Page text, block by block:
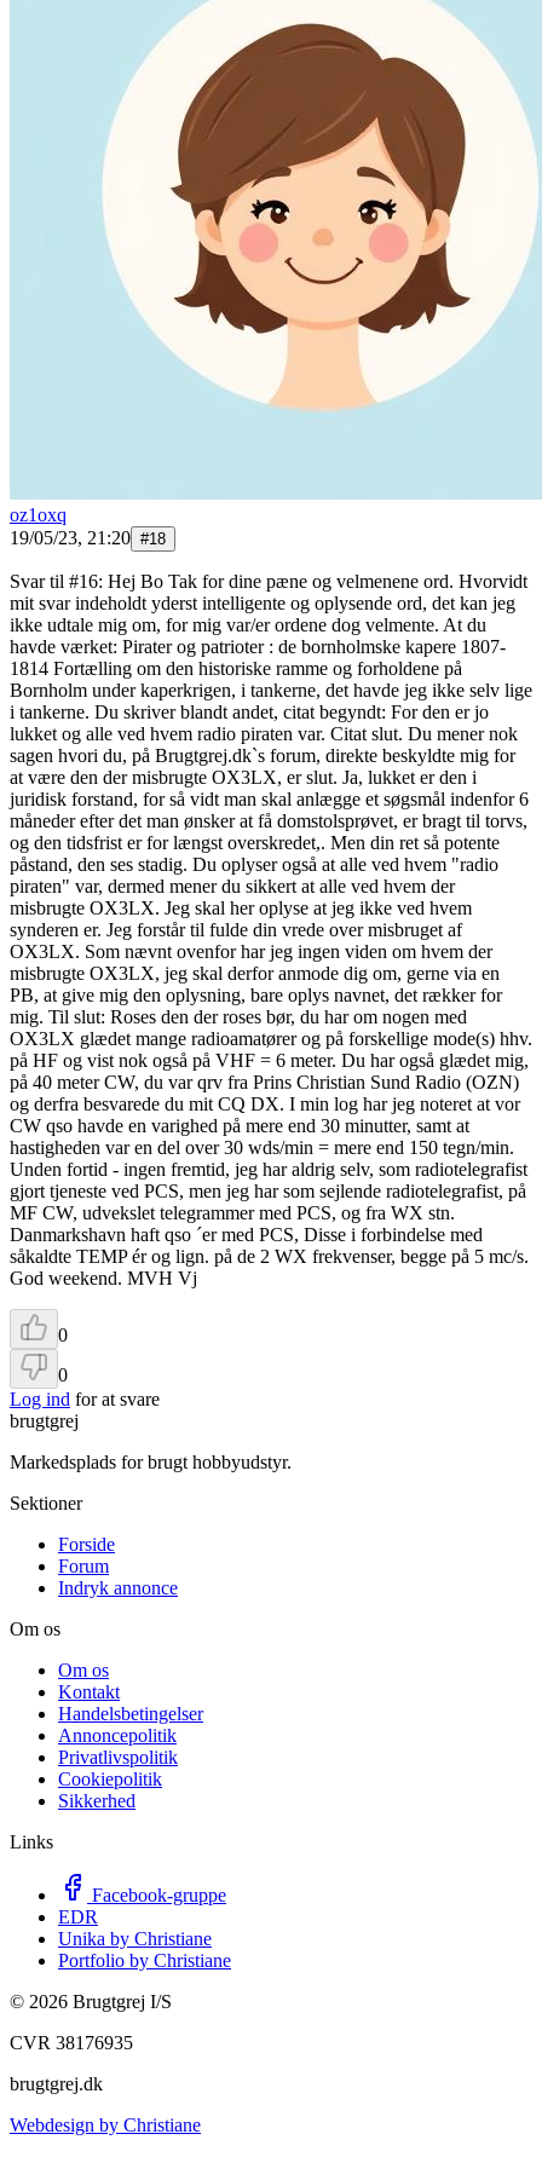
oz1oxq
19/05/23, 21:20 #18
Svar til #16: Hej Bo Tak for dine pæne og velmenene ord. Hvorvidt
mit svar indeholdt yderst intelligente og oplysende ord, det kan jeg
ikke udtale mig om, for mig var/er ordene dog velmente. At du
havde værket: Pirater og patrioter : de bornholmske kapere 1807-
1814 Fortælling om den historiske ramme og forholdene på
Bornholm under kaperkrigen, i tankerne, det havde jeg ikke selv lige
i tankerne. Du skriver blandt andet, citat begyndt: For den er jo
lukket og alle ved hvem radio piraten var. Citat slut. Du mener nok
sagen hvori du, på Brugtgrej.dk`s forum, direkte beskyldte mig for
at være den der misbrugte OX3LX, er slut. Ja, lukket er den i
juridisk forstand, for så vidt man skal anlægge et søgsmål indenfor 6
måneder efter det man ønsker at få domstolsprøvet, er bragt til torvs,
og den tidsfrist er for længst overskredet,. Men din ret så potente
påstand, den ses stadig. Du oplyser også at alle ved hvem "radio
piraten" var, dermed mener du sikkert at alle ved hvem der
misbrugte OX3LX. Jeg skal her oplyse at jeg ikke ved hvem
synderen er. Jeg forstår til fulde din vrede over misbruget af
OX3LX. Som nævnt ovenfor har jeg ingen viden om hvem der
misbrugte OX3LX, jeg skal derfor anmode dig om, gerne via en
PB, at give mig den oplysning, bare oplys navnet, det rækker for
mig. Til slut: Roses den der roses bør, du har om nogen med
OX3LX glædet mange radioamatører og på forskellige mode(s) hhv.
på HF og vist nok også på VHF = 6 meter. Du har også glædet mig,
på 40 meter CW, du var qrv fra Prins Christian Sund Radio (OZN)
og derfra besvarede du mit CQ DX. I min log har jeg noteret at vor
CW qso havde en varighed på mere end 30 minutter, samt at
hastigheden var en del over 30 wds/min = mere end 150 tegn/min.
Unden fortid - ingen fremtid, jeg har aldrig selv, som radiotelegrafist
gjort tjeneste ved PCS, men jeg har som sejlende radiotelegrafist, på
MF CW, udvekslet telegrammer med PCS, og fra WX stn.
Danmarkshavn haft qso ´er med PCS, Disse i forbindelse med
såkaldte TEMP ér og lign. på de 2 WX frekvenser, begge på 5 mc/s.
God weekend. MVH Vj
0
0
Log ind for at svare
brugtgrej
Markedsplads for brugt hobbyudstyr.
Sektioner
Forside
Forum
Indryk annonce
Om os
Om os
Kontakt
Handelsbetingelser
Annoncepolitik
Privatlivspolitik
Cookiepolitik
Sikkerhed
Links
Facebook-gruppe
EDR
Unika by Christiane
Portfolio by Christiane
© 2026 Brugtgrej I/S
CVR 38176935
brugtgrej.dk
Webdesign by Christiane